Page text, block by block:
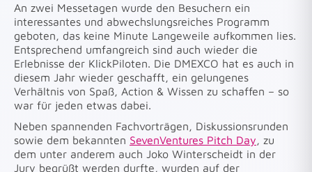
An zwei Messetagen wurde den Besuchern ein
interessantes und abwechslungsreiches Programm
geboten, das keine Minute Langeweile aufkommen lies.
Entsprechend umfangreich sind auch wieder die
Erlebnisse der KlickPiloten. Die DMEXCO hat es auch in
diesem Jahr wieder geschafft, ein gelungenes
Verhältnis von Spaß, Action & Wissen zu schaffen – so
war für jeden etwas dabei.
Neben spannenden Fachvorträgen, Diskussionsrunden
sowie dem bekannten SevenVentures Pitch Day , zu
dem unter anderem auch Joko Winterscheidt in der
Jury begrüßt werden durfte, wurden auf der